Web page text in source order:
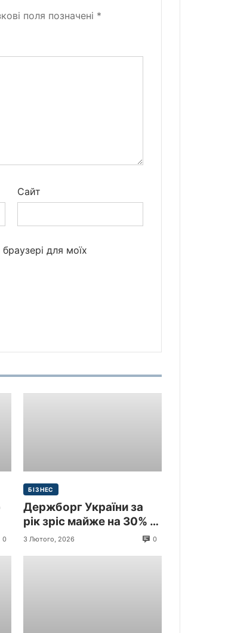
поля позначені *
Сайт
для моїх
0
БІЗНЕС
Держборг України за
рік зріс майже на 30% і
перевищив 9 трлн грн
3 Лютого, 2026 0